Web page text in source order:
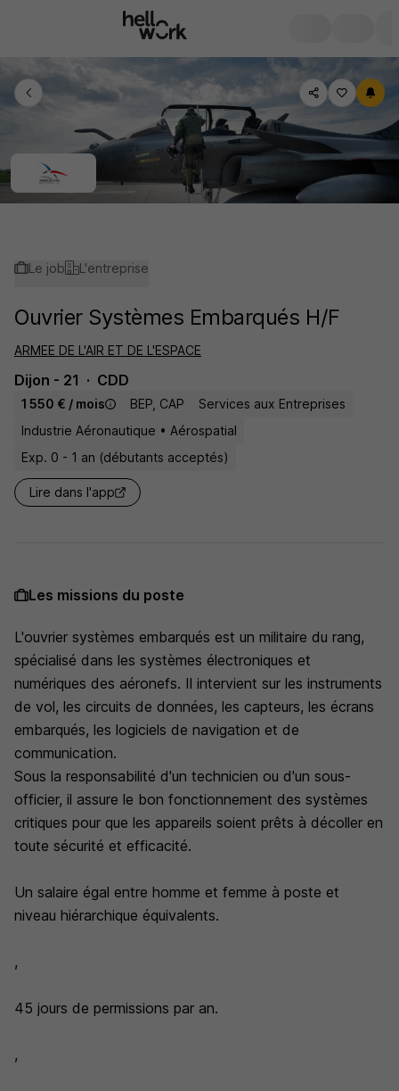
Le job L'entreprise
Ouvrier Systèmes Embarqués H/F
ARMEE DE L'AIR ET DE L'ESPACE
Dijon - 21 CDD
1 550 € / mois BEP, CAP
Services aux Entreprises
Industrie Aéronautique • Aérospatial
Exp. 0 - 1 an (débutants acceptés)
Lire dans l'app
Les missions du poste
L'ouvrier systèmes embarqués est un militaire du rang,
spécialisé dans les systèmes électroniques et
numériques des aéronefs. Il intervient sur les instruments
de vol, les circuits de données, les capteurs, les écrans
embarqués, les logiciels de navigation et de
communication.
Sous la responsabilité d'un technicien ou d'un sous-
officier, il assure le bon fonctionnement des systèmes
critiques pour que les appareils soient prêts à décoller en
toute sécurité et efficacité.
Un salaire égal entre homme et femme à poste et
niveau hiérarchique équivalents.
,
45 jours de permissions par an.
,